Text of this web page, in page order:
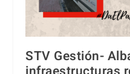
STV Gestión-